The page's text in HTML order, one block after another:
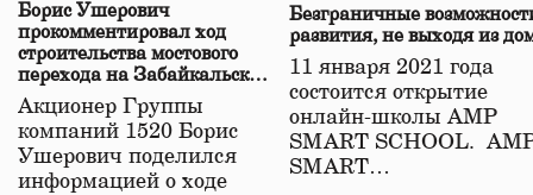
Борис Ушерович
прокомментировал ход
строительства мостового
перехода на Забайкальской
железной дороге
Акционер Группы
компаний 1520 Борис
Ушерович поделился
информацией о ходе
Безграничные
развития, не выходя из
11 января 2021 года
состоится открытие
онлайн-школы АМР
SMART SCHOOL.
SMART…